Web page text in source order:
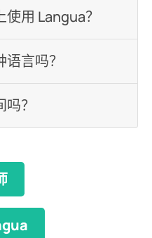
用 Langua？
言吗？
？